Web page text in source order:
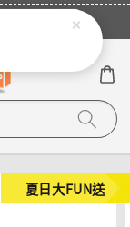
夏日大FUN送